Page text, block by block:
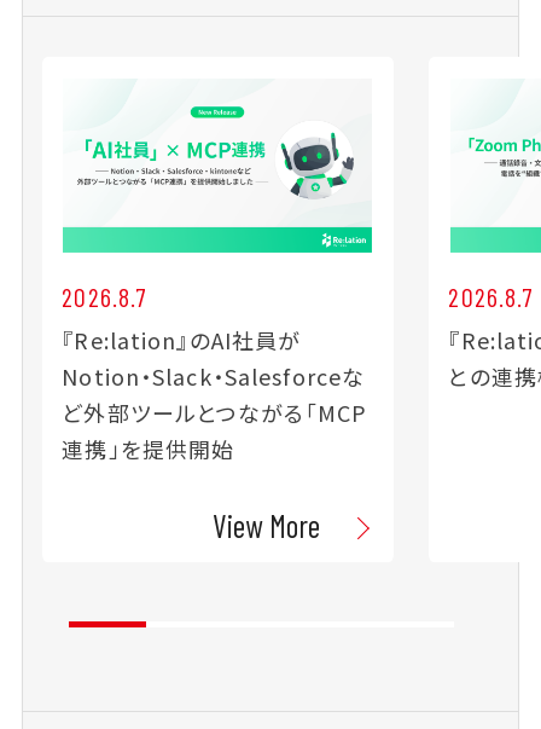
2026.8.7
『Re:lation』のAI社員が
Notion・Slack・Salesforceな
ど外部ツールとつながる「MCP
連携」を提供開始
View More
2026.8.7
『
との連